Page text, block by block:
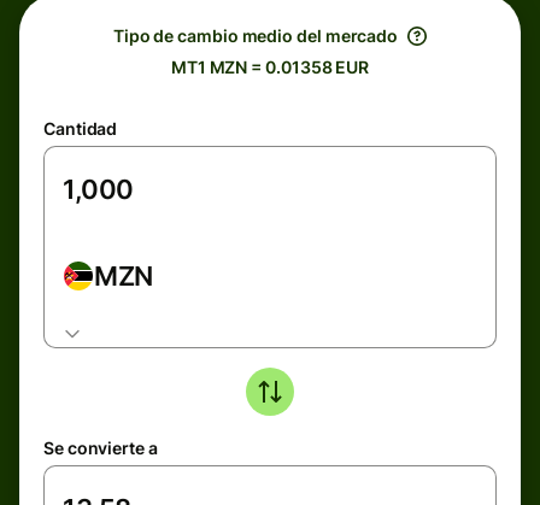
Tipo de cambio medio del mercado
MT1 MZN = 0.01358 EUR
Cantidad
MZN
Se convierte a